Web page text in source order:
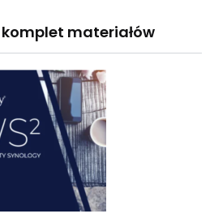
komplet materiałów